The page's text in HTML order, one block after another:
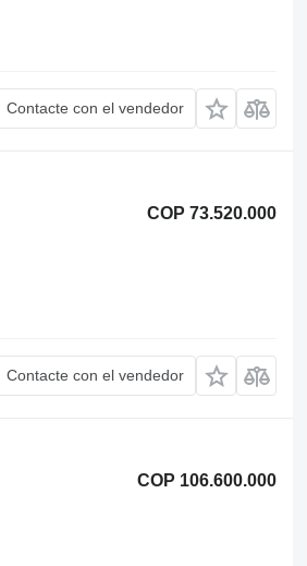
Contacte con el vendedor
COP 73.520.000
Contacte con el vendedor
COP 106.600.000